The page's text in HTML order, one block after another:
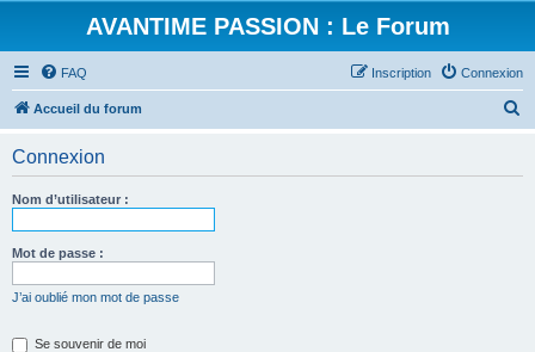
AVANTIME PASSION : Le Forum
FAQ Connexion
Inscription
Accueil du forum
Connexion
Nom d’utilisateur :
Mot de passe :
J’ai oublié mon mot de passe
Se souvenir de moi